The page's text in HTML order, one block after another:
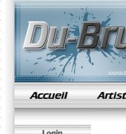
samples de rap